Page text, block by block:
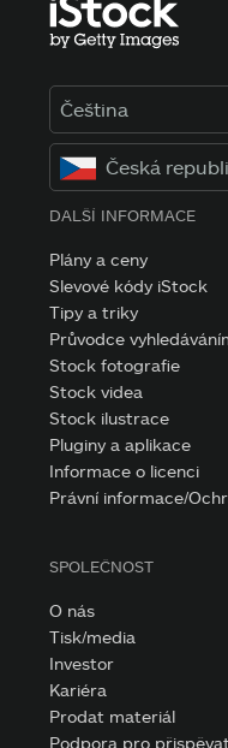
Čeština
Česká
DALŠÍ INFORMACE
Plány a ceny
Slevové kódy iStock
Tipy a triky
Průvodce
Stock fotografie
Stock videa
Stock ilustrace
Pluginy a aplikace
Informace o licenci
Právní informace/
SPOLEČNOST
O nás
Tisk/media
Investor
Kariéra
Prodat materiál
Podpora pro